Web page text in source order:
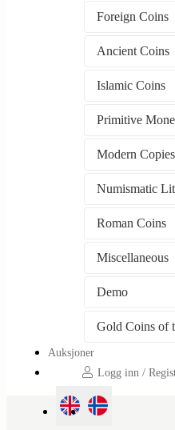
Foreign Coins
Ancient Coins
Islamic Coins
Primitive
Modern Copies
Numismatic
Roman Coins
Miscellaneous
Demo
Gold Coins of
Auksjoner
Logg inn /